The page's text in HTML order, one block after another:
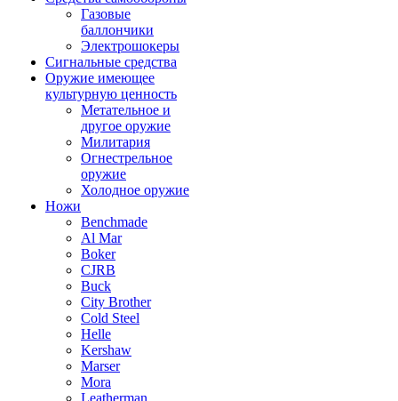
Газовые
баллончики
Электрошокеры
Сигнальные средства
Оружие имеющее
культурную ценность
Метательное и
другое оружие
Милитария
Огнестрельное
оружие
Холодное оружие
Ножи
Benchmade
Al Mar
Boker
CJRB
Buck
City Brother
Cold Steel
Helle
Kershaw
Marser
Mora
Leatherman